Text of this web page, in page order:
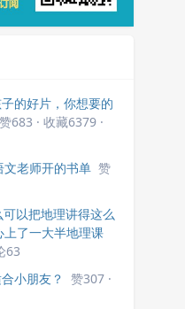
的好片，你想要的
赞683 · 收藏6379 ·
老师开的书单 赞
以把地理讲得这么
了一大半地理课
63
小朋友？ 赞307 ·